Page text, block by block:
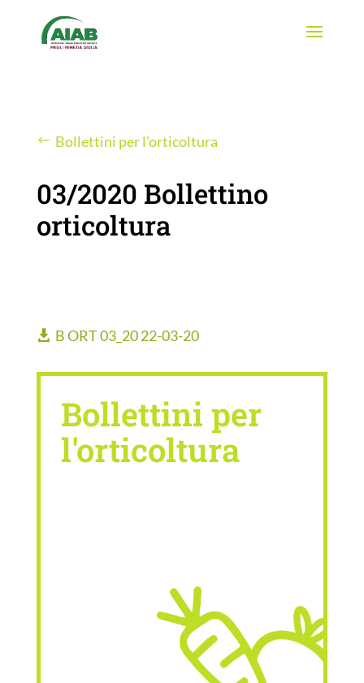
Bollettini per l'orticoltura
03/2020 Bollettino
orticoltura
B ORT 03_20 22-03-20
Bollettini per
l'orticoltura